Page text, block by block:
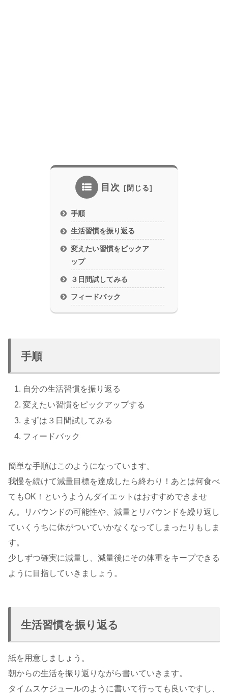
目次
手順
生活習慣を振り返る
変えたい習慣をピックア
ップ
３日間試してみる
フィードバック
手順
自分の生活習慣を振り返る
変えたい習慣をピックアップする
まずは３日間試してみる
フィードバック
簡単な手順はこのようになっています。
我慢を続けて減量目標を達成したら終わり！あとは何食べ
てもOK！というようんダイエットはおすすめできませ
ん。リバウンドの可能性や、減量とリバウンドを繰り返し
ていくうちに体がついていかなくなってしまったりもしま
す。
少しずつ確実に減量し、減量後にその体重をキープできる
ように目指していきましょう。
生活習慣を振り返る
紙を用意しましょう。
朝からの生活を振り返りながら書いていきます。
タイムスケジュールのように書いて行っても良いですし、